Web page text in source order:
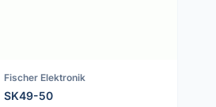
Fischer Elektronik
SK49-50